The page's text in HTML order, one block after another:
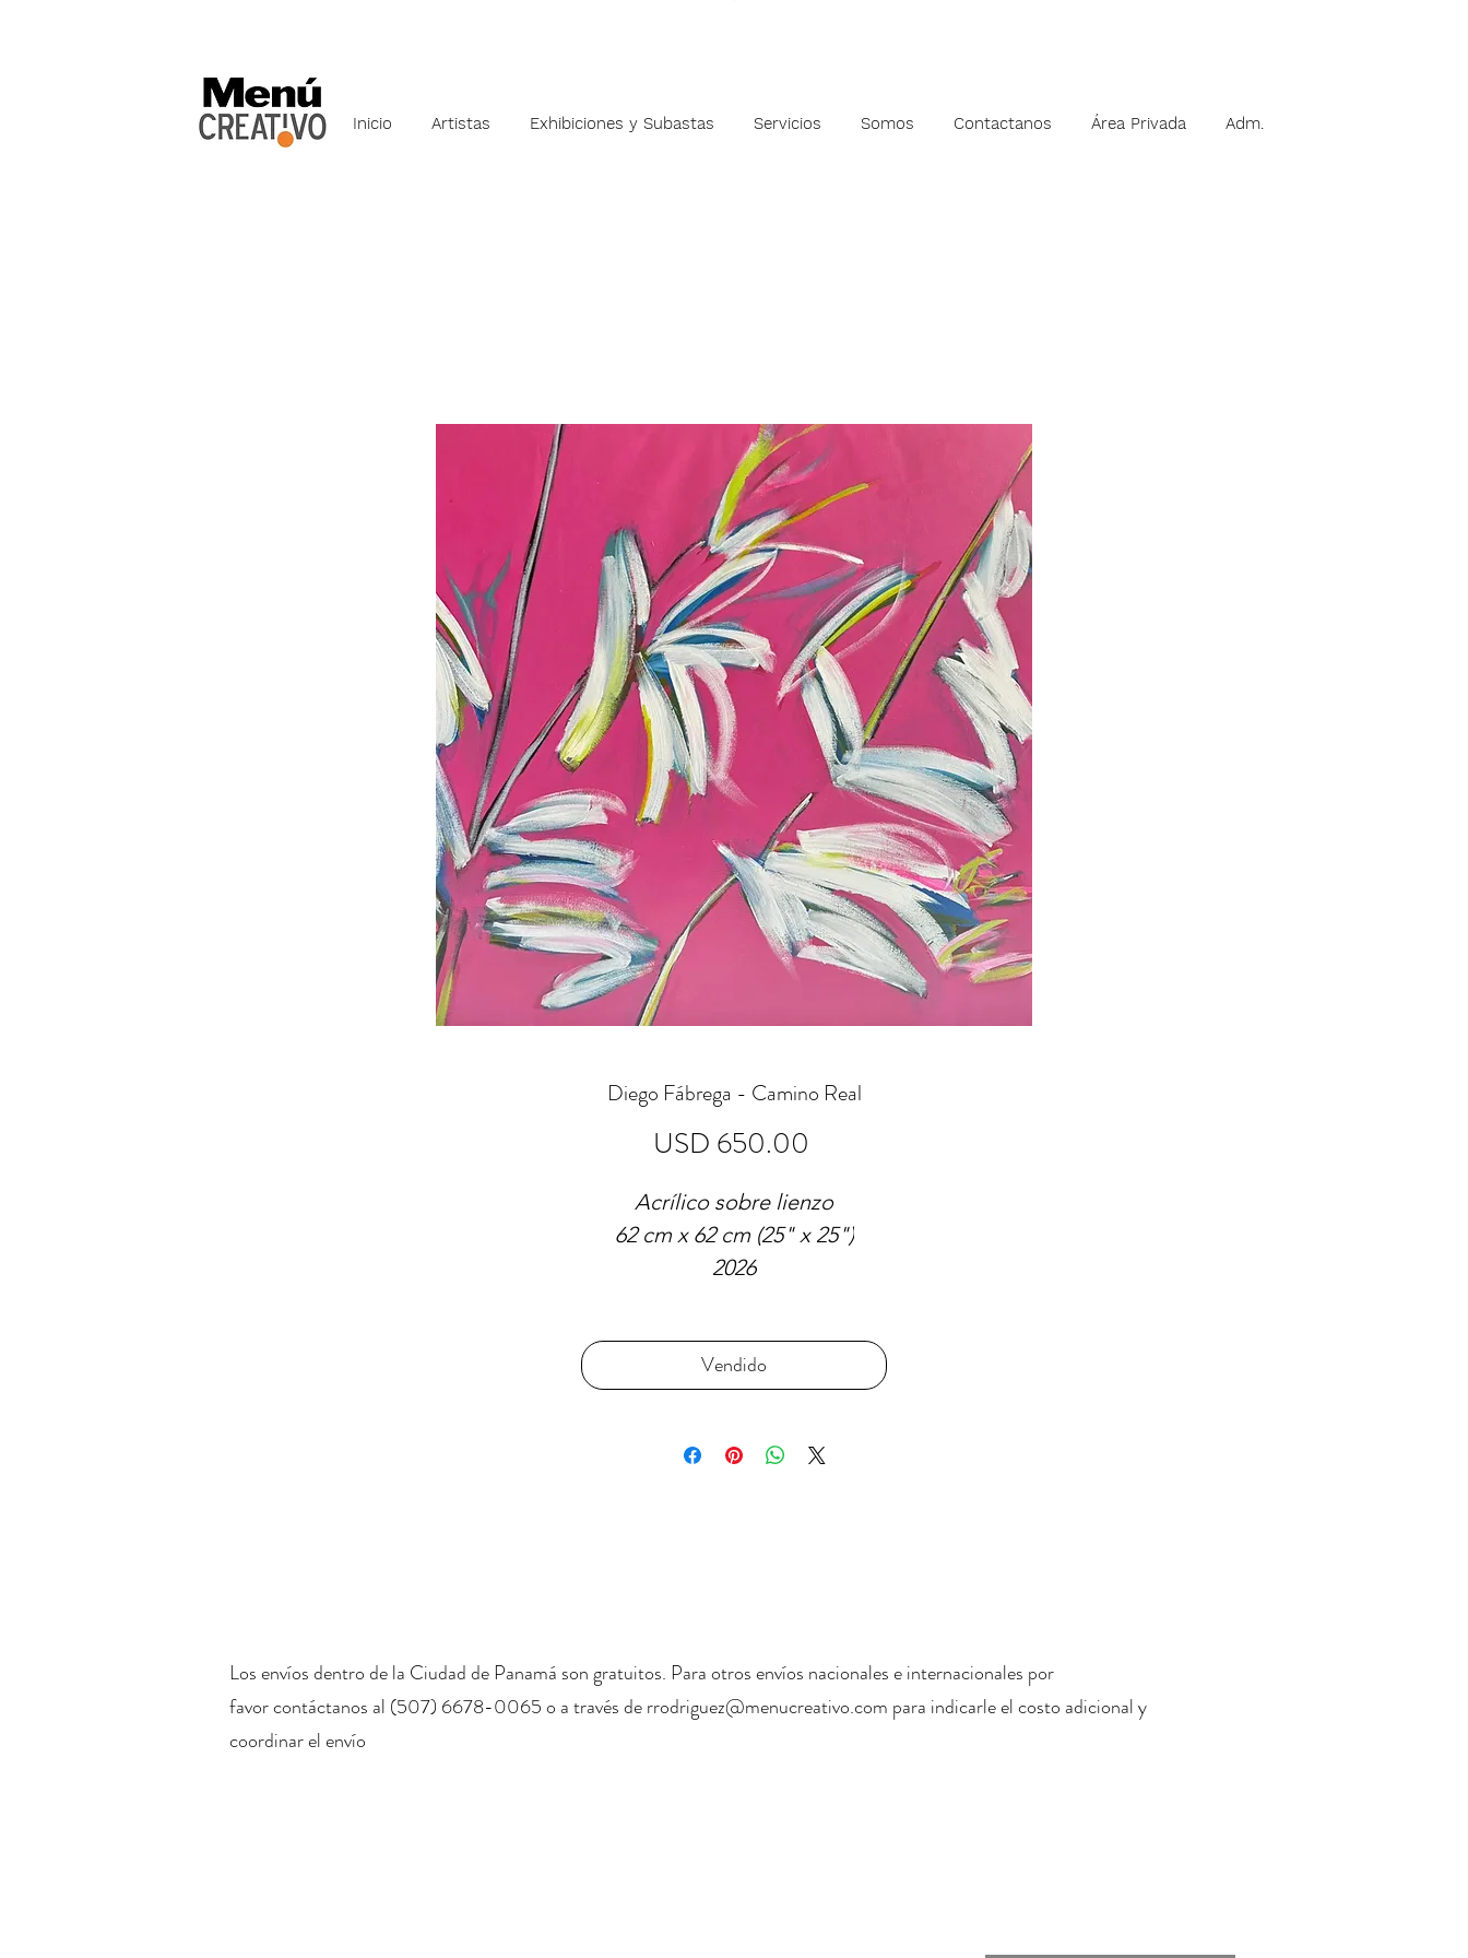
Inicio Artistas Exhibiciones y Subastas Servicios Somos Contactanos Área Privada Adm.
Diego Fábrega - Camino Real
USD 650.00
Acrílico sobre lienzo
62 cm x 62 cm (25" x 25")
2026
Vendido
Los envíos dentro de la Ciudad de Panamá son gratuitos. Para otros envíos nacionales e internacionales por
favor contáctanos al (507) 6678-0065 o a través derrodriguez@menucreativo.com para indicarle el costo adicional y
coordinar el envío